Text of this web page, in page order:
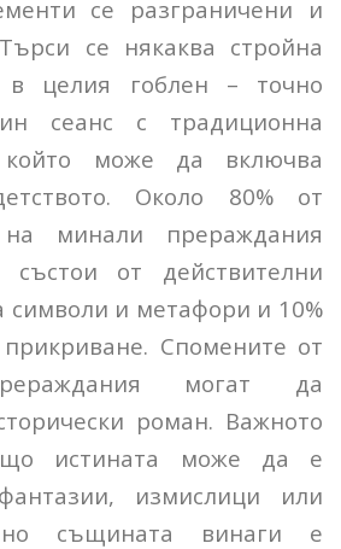
се разграничени и
се някаква стройна
в целия гоблен – точно
сеанс с традиционна
който може да включва
Около 80% от
на минали прераждания
състои от действителни
символи и метафори и 10%
Спомените от
могат да
роман. Важното
истината може да е
измислици или
но същината винаги е